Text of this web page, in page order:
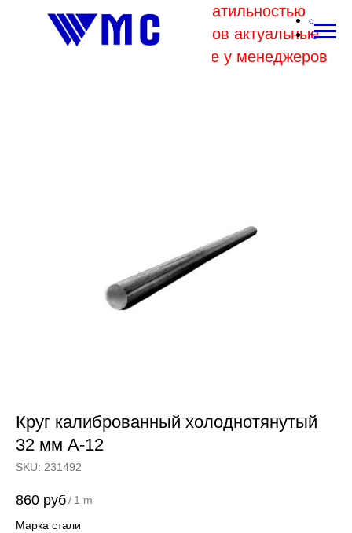
В связи с высокой волатильностью
отпускных цен комбинатов актуальные
цены на металл уточняйте у менеджеров
Круг калиброванный холоднотянутый
32 мм А-12
SKU: 231492
860 руб/ 1 m
Марка стали